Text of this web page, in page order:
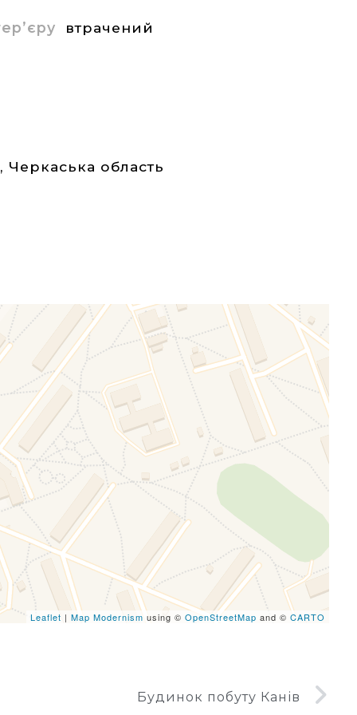
втрачений
, Черкаська область
files are missing.
Leaflet | Map Modernism using © OpenStreetMap and © CARTO
Будинок побуту Канів